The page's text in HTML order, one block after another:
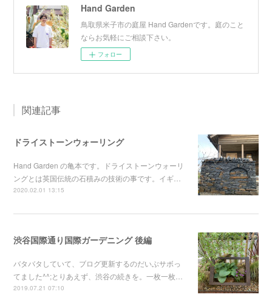
Hand Garden
鳥取県米子市の庭屋 Hand Gardenです。庭のこと
ならお気軽にご相談下さい。
フォロー
関連記事
ドライストーンウォーリング
Hand Garden の亀本です。ドライストーンウォーリ
ングとは英国伝統の石積みの技術の事です。イギ…
2020.02.01 13:15
渋谷国際通り国際ガーデニング 後編
バタバタしていて、ブログ更新するのだいぶサボっ
てました^^;とりあえず、渋谷の続きを。一枚一枚…
2019.07.21 07:10